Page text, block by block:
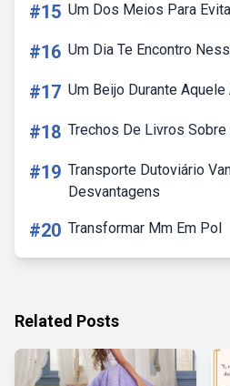
#15 Um Dos Meios Para
#16 Um Dia Te Encontro
#17 Um Beijo Durante Aquele
#18 Trechos De Livros Sobre
#19 Transporte Dutoviário
Desvantagens
#20 Transformar Mm Em Pol
Related Posts